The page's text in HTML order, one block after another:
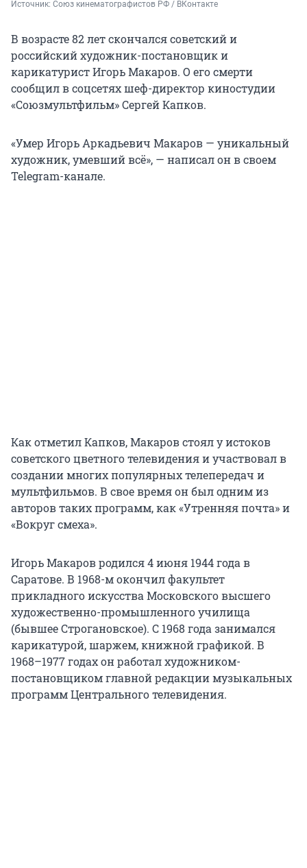
Источник: Союз кинематографистов РФ / ВКонтакте
В возрасте 82 лет скончался советский и
российский художник-постановщик и
карикатурист Игорь Макаров. О его смерти
сообщил в соцсетях шеф-директор киностудии
«Союзмультфильм» Сергей Капков.
«Умер Игорь Аркадьевич Макаров — уникальный
художник, умевший всё», — написал он в своем
Telegram-канале.
Как отметил Капков, Макаров стоял у истоков
советского цветного телевидения и участвовал в
создании многих популярных телепередач и
мультфильмов. В свое время он был одним из
авторов таких программ, как «Утренняя почта» и
«Вокруг смеха».
Игорь Макаров родился 4 июня 1944 года в
Саратове. В 1968-м окончил факультет
прикладного искусства Московского высшего
художественно-промышленного училища
(бывшее Строгановское). С 1968 года занимался
карикатурой, шаржем, книжной графикой. В
1968–1977 годах он работал художником-
постановщиком главной редакции музыкальных
программ Центрального телевидения.